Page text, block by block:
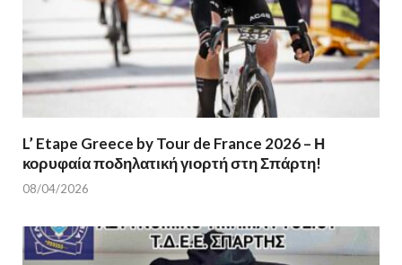
L’ Etape Greece by Tour de France 2026 – Η
κορυφαία ποδηλατική γιορτή στη Σπάρτη!
08/04/2026